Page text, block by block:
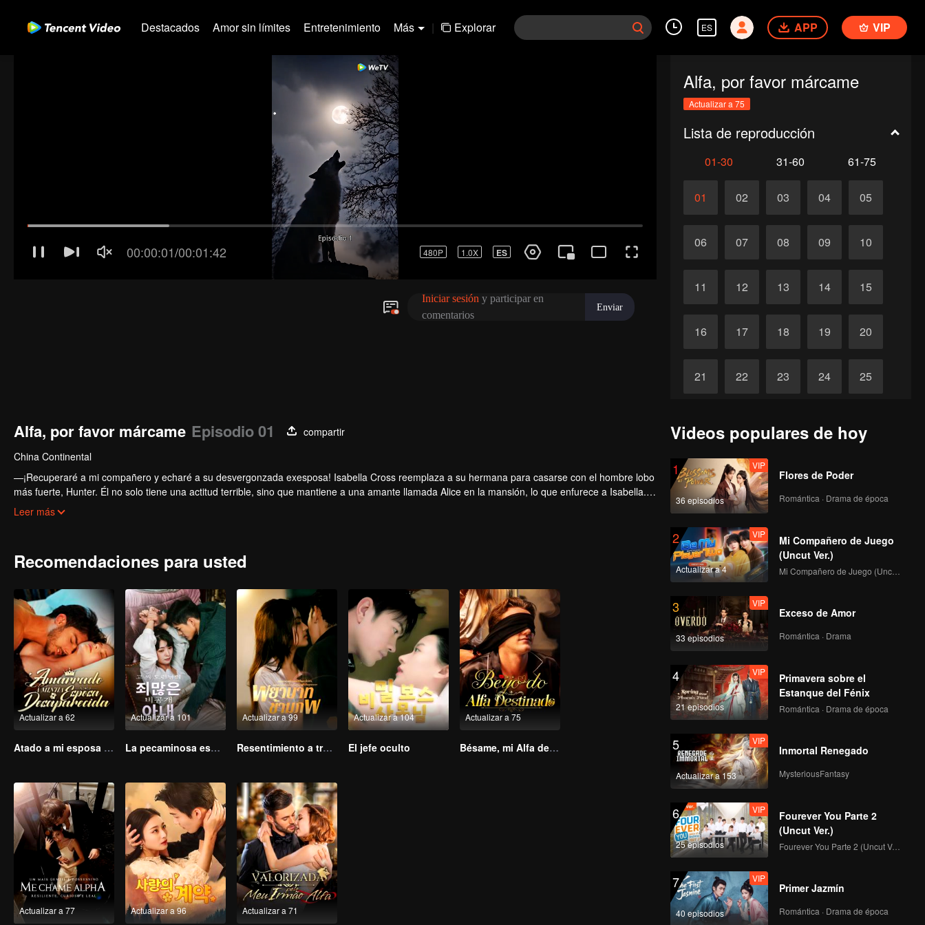
Destacados Amor sin límites Entretenimiento Más | Explorar ES APP VIP
Alfa, por favor márcame
Actualizar a 75
Lista de reproducción
01-30 31-60 61-75
01 02 03 04 05
06 07 08 09 10
11 12 13 14 15
16 17 18 19 20
21 22 23 24 25
Alfa, por favor márcame Episodio 01
compartir
China Continental
—¡Recuperaré a mi compañero y echaré a su desvergonzada exesposa! Isabella Cross reemplaza a su hermana para casarse con el hombre lobo
más fuerte, Hunter. Él no solo tiene una actitud terrible, sino que mantiene a una amante llamada Alice en la mansión, lo que enfurece a Isabella.
Sin embargo, los sucesivos actos de protección de Hunter y la revelación de su pasado suavizaron la actitud de Isabella hacia él. Pero entonces,
Leer más
Recomendaciones para usted
Actualizar a 62
Atado a mi esposa desaparecida
Actualizar a 101
La pecaminosa esposa secreta del Maestro Go (Ver. Coreana)
Actualizar a 99
Resentimiento a través de los mundos
Actualizar a 104
El jefe oculto
Actualizar a 75
Bésame, mi Alfa destinado
Actualizar a 77 Actualizar a 96 Actualizar a 71
Videos populares de hoy
1
36 episodios
VIP
Flores de Poder
Romántica · Drama de época
2
Actualizar a 4
VIP
Mi Compañero de Juego
(Uncut Ver.)
Mi Compañero de Juego (Uncut Ver.)
3
33 episodios
VIP
Exceso de Amor
Romántica · Drama
4
21 episodios
VIP
Primavera sobre el
Estanque del Fénix
Romántica · Drama de época
5
Actualizar a 153
VIP
Inmortal Renegado
MysteriousFantasy
6
25 episodios
VIP
Fourever You Parte 2
(Uncut Ver.)
Fourever You Parte 2 (Uncut Ver.)
7
40 episodios
VIP
Primer Jazmín
Romántica · Drama de época